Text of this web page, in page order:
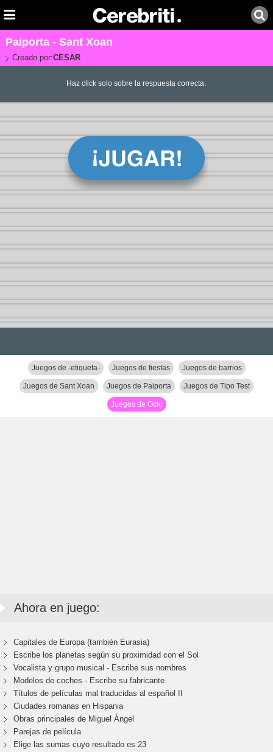
Paiporta - Sant Xoan
Creado por:CESAR
Haz click solo sobre la respuesta correcta.
Juegos de -etiqueta- Juegos de fiestas Juegos de barrios
Juegos de Sant Xoan Juegos de Paiporta Juegos de Tipo Test
Juegos de Ocio
Ahora en juego:
Capitales de Europa (también Eurasia)
Escribe los planetas según su proximidad con el Sol
Vocalista y grupo musical - Escribe sus nombres
Modelos de coches - Escribe su fabricante
Títulos de películas mal traducidas al español II
Ciudades romanas en Hispania
Obras principales de Miguel Ángel
Parejas de película
Elige las sumas cuyo resultado es 23